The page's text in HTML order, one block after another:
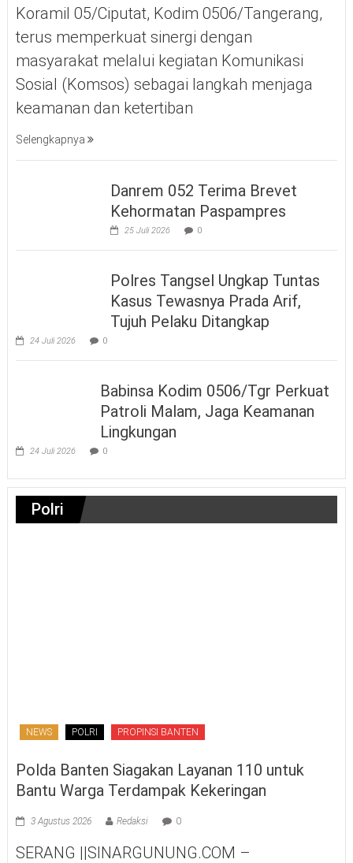
Koramil 05/Ciputat, Kodim 0506/Tangerang,
terus memperkuat sinergi dengan
masyarakat melalui kegiatan Komunikasi
Sosial (Komsos) sebagai langkah menjaga
keamanan dan ketertiban
Selengkapnya
Danrem 052 Terima Brevet
Kehormatan Paspampres
25 Juli 2026 0
Polres Tangsel Ungkap Tuntas
Kasus Tewasnya Prada Arif,
Tujuh Pelaku Ditangkap
24 Juli 2026 0
Babinsa Kodim 0506/Tgr Perkuat
Patroli Malam, Jaga Keamanan
Lingkungan
24 Juli 2026 0
Polri
NEWS POLRI PROPINSI BANTEN
Polda Banten Siagakan Layanan 110 untuk
Bantu Warga Terdampak Kekeringan
3 Agustus 2026 Redaksi 0
SERANG ||SINARGUNUNG.COM –